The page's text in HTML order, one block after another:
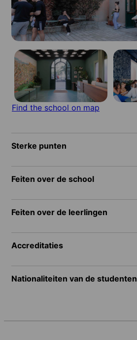
Find the school on map
Sterke punten
Feiten over de school
Feiten over de leerlingen
Accreditaties
Nationaliteiten van de studenten